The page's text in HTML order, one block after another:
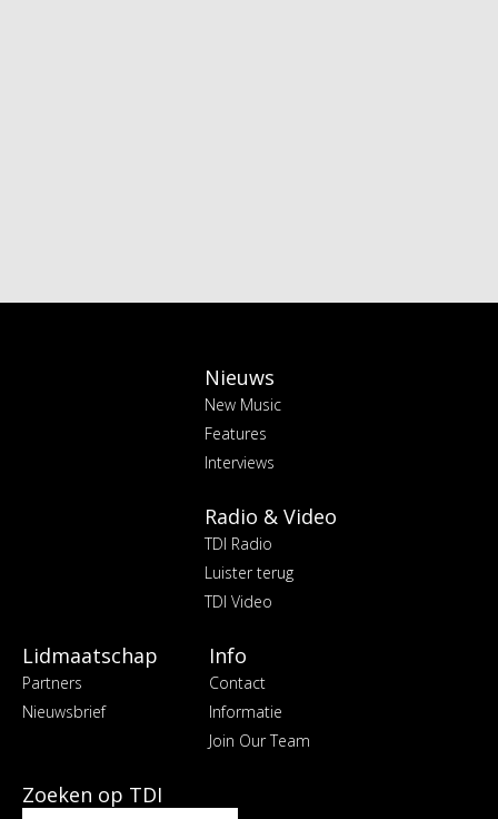
Nieuws
New Music
Features
Interviews
Radio & Video
TDI Radio
Luister terug
TDI Video
Lidmaatschap
Partners
Nieuwsbrief
Info
Contact
Informatie
Join Our Team
Zoeken op TDI